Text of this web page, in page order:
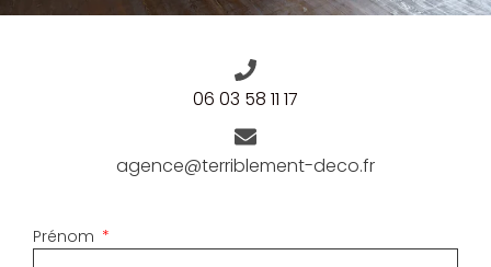
06 03 58 11 17
agence@terriblement-deco.fr
Prénom